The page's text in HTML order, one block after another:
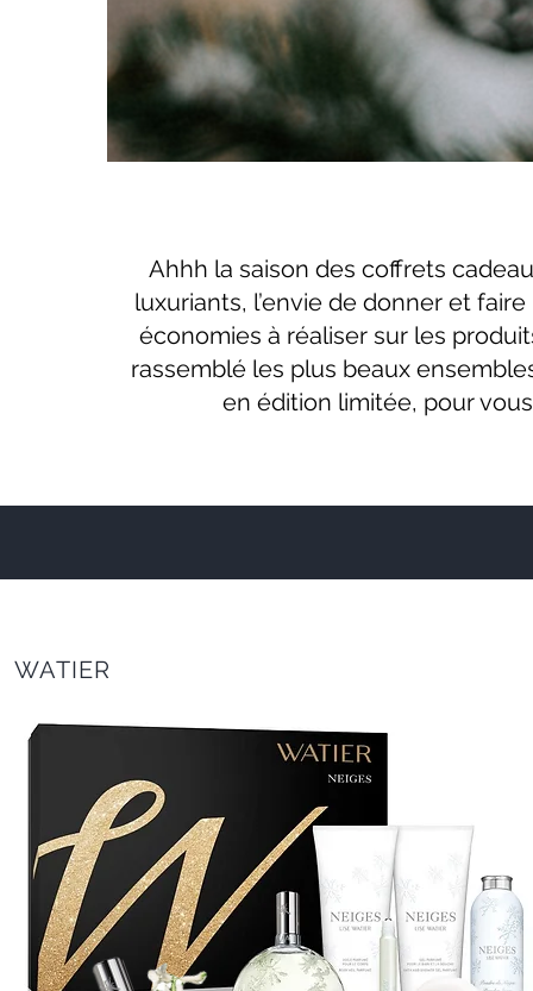
Ahhh la saison des coffrets
luxuriants, l’envie de donner et
économies à réaliser sur les
rassemblé les plus beaux
en édition limitée, pour
WATIER